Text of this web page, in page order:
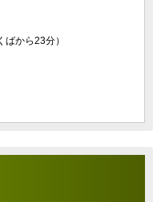
ばから23分）